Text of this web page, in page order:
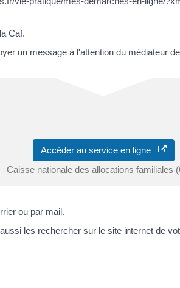
Caf.
un message à l'attention du médiateur
Accéder au service en ligne
Caisse nationale des allocations familiales
ou par mail.
les rechercher sur le site internet de